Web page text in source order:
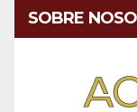
SOBRE